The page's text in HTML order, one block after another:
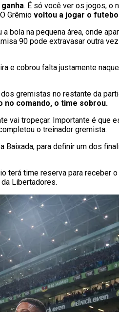
. É só você ver os jogos, o
Grêmio voltou a jogar o
na pequena área, onde
90 pode extravasar outra
e cobrou falta justamente
gremistas no restante da
no comando, o time sobrou.
vai tropeçar. Importante é que
o treinador gremista.
para definir um dos
terá time reserva para receber
Libertadores.